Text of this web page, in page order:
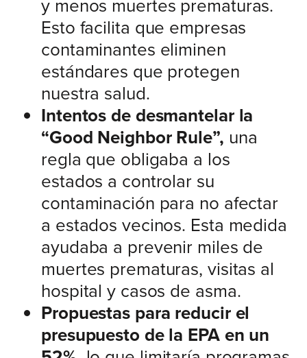
y menos muertes prematuras.
Esto facilita que empresas
contaminantes eliminen
estándares que protegen
nuestra salud.
Intentos de desmantelar la
“Good Neighbor Rule”, una
regla que obligaba a los
estados a controlar su
contaminación para no afectar
a estados vecinos. Esta medida
ayudaba a prevenir miles de
muertes prematuras, visitas al
hospital y casos de asma.
Propuestas para reducir el
presupuesto de la EPA en un